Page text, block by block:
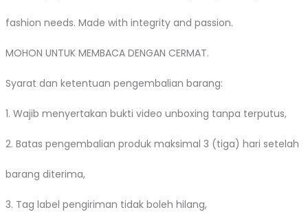
fashion needs. Made with integrity and passion.
MOHON UNTUK MEMBACA DENGAN CERMAT.
Syarat dan ketentuan pengembalian barang:
1. Wajib menyertakan bukti video unboxing tanpa terputus,
2. Batas pengembalian produk maksimal 3 (tiga) hari setelah
barang diterima,
3. Tag label pengiriman tidak boleh hilang,